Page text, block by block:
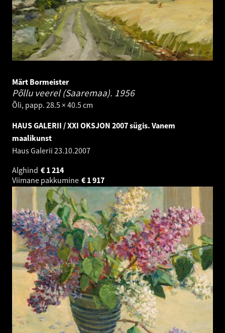
Märt Bormeister
Põllu veerel (Saaremaa). 1956
Õli, papp. 28.5 × 40.5 cm
HAUS GALERII / XXI OKSJON 2007 sügis. Vanem
maalikunst
Haus Galerii 23.10.2007
Alghind
1 214
€
Viimane pakkumine
1 917
€